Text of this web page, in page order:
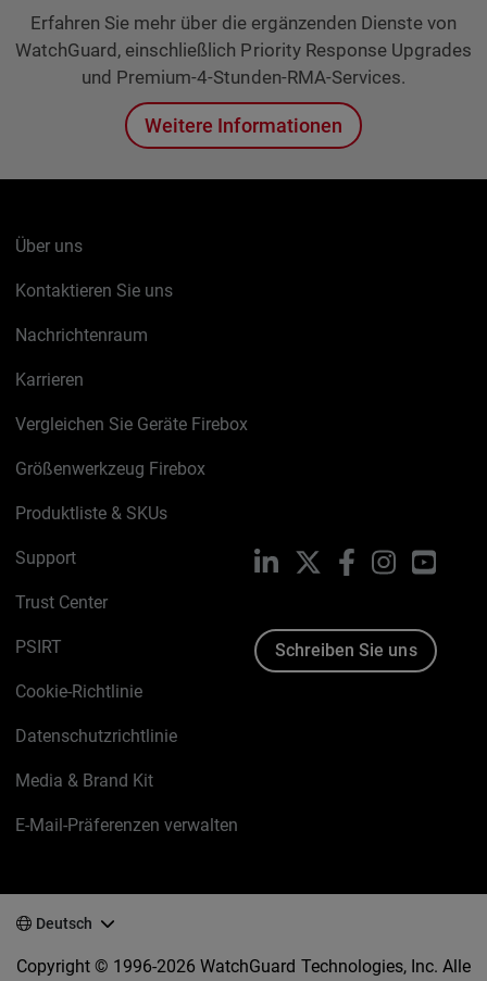
Erfahren Sie mehr über die ergänzenden Dienste von
WatchGuard, einschließlich Priority Response Upgrades
und Premium-4-Stunden-RMA-Services.
Weitere Informationen
Über uns
Kontaktieren Sie uns
Nachrichtenraum
Karrieren
Vergleichen Sie Geräte Firebox
Größenwerkzeug Firebox
Produktliste & SKUs
Support
Trust Center
PSIRT
Cookie-Richtlinie
Datenschutzrichtlinie
Media & Brand Kit
E-Mail-Präferenzen verwalten
LinkedIn FacebookInstagram
Schreiben Sie uns
Deutsch
Copyright © 1996-2026 WatchGuard Technologies, Inc. Alle